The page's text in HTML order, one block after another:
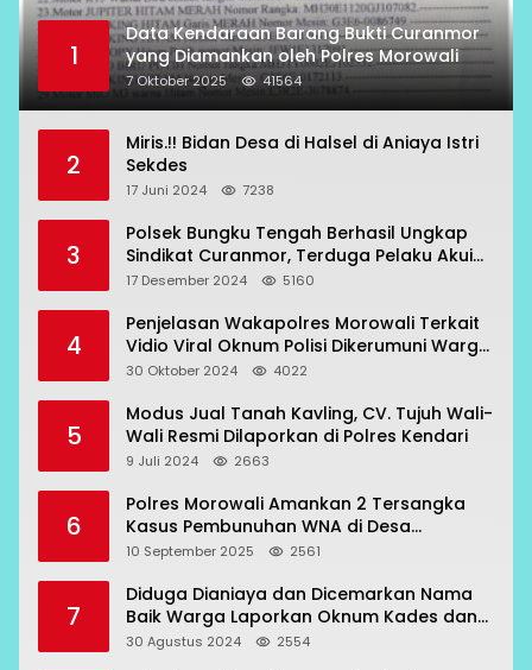
1
Data Kendaraan Barang Bukti Curanmor
yang Diamankan oleh Polres Morowali
7 Oktober 2025 41564
2
Miris.!! Bidan Desa di Halsel di Aniaya Istri
Sekdes
17 Juni 2024 7238
3
Polsek Bungku Tengah Berhasil Ungkap
Sindikat Curanmor, Terduga Pelaku Akui
Beraksi di 7 Lokasi
17 Desember 2024 5160
4
Penjelasan Wakapolres Morowali Terkait
Vidio Viral Oknum Polisi Dikerumuni Warga
Bahodopi
30 Oktober 2024 4022
5
Modus Jual Tanah Kavling, CV. Tujuh Wali-
Wali Resmi Dilaporkan di Polres Kendari
9 Juli 2024 2663
6
Polres Morowali Amankan 2 Tersangka
Kasus Pembunuhan WNA di Desa
Topogaro
10 September 2025 2561
7
Diduga Dianiaya dan Dicemarkan Nama
Baik Warga Laporkan Oknum Kades dan
Oknum Polisi
30 Agustus 2024 2554